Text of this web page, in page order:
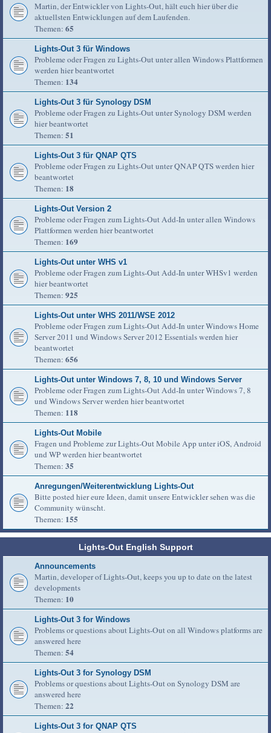
Martin, der Entwickler von Lights-Out, hält euch hier über die
aktuellsten Entwicklungen auf dem Laufenden.
Themen: 65
Lights-Out 3 für Windows
Probleme oder Fragen zu Lights-Out unter allen Windows Plattformen
werden hier beantwortet
Themen: 134
Lights-Out 3 für Synology DSM
Probleme oder Fragen zu Lights-Out unter Synology DSM werden
hier beantwortet
Themen: 51
Lights-Out 3 für QNAP QTS
Probleme oder Fragen zu Lights-Out unter QNAP QTS werden hier
beantwortet
Themen: 18
Lights-Out Version 2
Probleme oder Fragen zum Lights-Out Add-In unter allen Windows
Plattformen werden hier beantwortet
Themen: 169
Lights-Out unter WHS v1
Probleme oder Fragen zum Lights-Out Add-In unter WHSv1 werden
hier beantwortet
Themen: 925
Lights-Out unter WHS 2011/WSE 2012
Probleme oder Fragen zum Lights-Out Add-In unter Windows Home
Server 2011 und Windows Server 2012 Essentials werden hier
beantwortet
Themen: 656
Lights-Out unter Windows 7, 8, 10 und Windows Server
Probleme oder Fragen zum Lights-Out Add-In unter Windows 7, 8
und Windows Server werden hier beantwortet
Themen: 118
Lights-Out Mobile
Fragen und Probleme zur Lights-Out Mobile App unter iOS, Android
und WP werden hier beantwortet
Themen: 35
Anregungen/Weiterentwicklung Lights-Out
Bitte posted hier eure Ideen, damit unsere Entwickler sehen was die
Community wünscht.
Themen: 155
Lights-Out English Support
Announcements
Martin, developer of Lights-Out, keeps you up to date on the latest
developments
Themen: 10
Lights-Out 3 for Windows
Problems or questions about Lights-Out on all Windows platforms are
answered here
Themen: 54
Lights-Out 3 for Synology DSM
Problems or questions about Lights-Out on Synology DSM are
answered here
Themen: 22
Lights-Out 3 for QNAP QTS